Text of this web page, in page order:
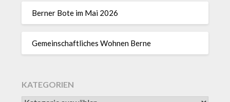
Berner Bote im Mai 2026
Gemeinschaftliches Wohnen Berne
KATEGORIEN